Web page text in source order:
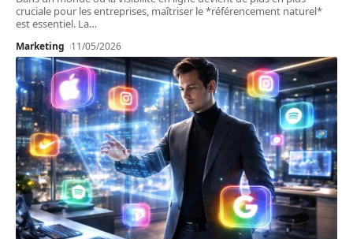
cruciale pour les entreprises, maîtriser le *référencement naturel*
est essentiel. La…
Marketing 11/05/2026